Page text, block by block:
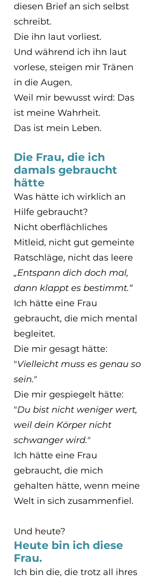
diesen Brief an sich selbst
schreibt.
Die ihn laut vorliest.
Und während ich ihn laut
vorlese, steigen mir Tränen
in die Augen.
Weil mir bewusst wird: Das
ist meine Wahrheit.
Das ist mein Leben.
Die Frau, die ich
damals gebraucht
hätte
Was hätte ich wirklich an
Hilfe gebraucht?
Nicht oberflächliches
Mitleid, nicht gut gemeinte
Ratschläge, nicht das leere
„Entspann dich doch mal,
dann klappt es bestimmt.“
Ich hätte eine Frau
gebraucht, die mich mental
begleitet.
Die mir gesagt hätte:
"Vielleicht muss es genau so
sein."
Die mir gespiegelt hätte:
"Du bist nicht weniger wert,
weil dein Körper nicht
schwanger wird."
Ich hätte eine Frau
gebraucht, die mich
gehalten hätte, wenn meine
Welt in sich zusammenfiel.
Und heute?
Heute bin ich diese
Frau.
Ich bin die, die trotz all ihres